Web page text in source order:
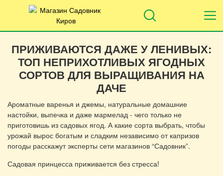
ПРИЖИВАЮТСЯ ДАЖЕ У ЛЕНИВЫХ:
ТОП НЕПРИХОТЛИВЫХ ЯГОДНЫХ
СОРТОВ ДЛЯ ВЫРАЩИВАНИЯ НА
ДАЧЕ
Ароматные варенья и джемы, натуральные домашние
настойки, выпечка и даже мармелад - чего только не
приготовишь из садовых ягод. А какие сорта выбрать, чтобы
урожай вырос богатым и сладким независимо от капризов
погоды расскажут эксперты сети магазинов “Садовник”.
Садовая принцесса приживается без стресса!